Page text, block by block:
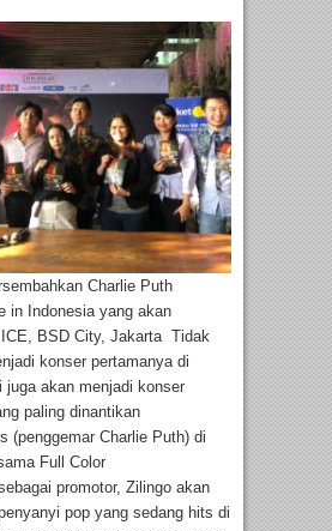
Charlie Puth
in Indonesia yang akan
ICE, BSD City, Jakarta Tidak
konser pertamanya di
juga akan menjadi konser
paling dinantikan
(penggemar Charlie Puth) di
Full Color
promotor, Zilingo akan
pop yang sedang hits di